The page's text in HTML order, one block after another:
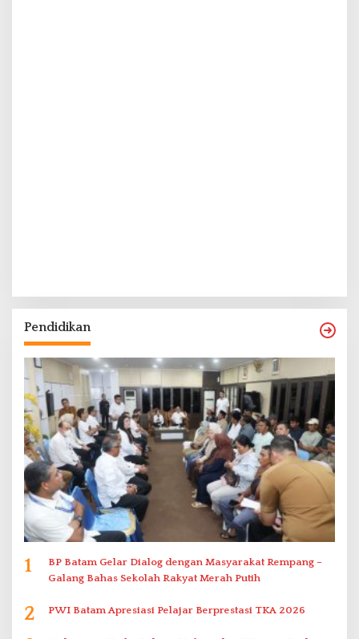
Pendidikan
1
BP Batam Gelar Dialog dengan Masyarakat Rempang –
Galang Bahas Sekolah Rakyat Merah Putih
2 PWI Batam Apresiasi Pelajar Berprestasi TKA 2026